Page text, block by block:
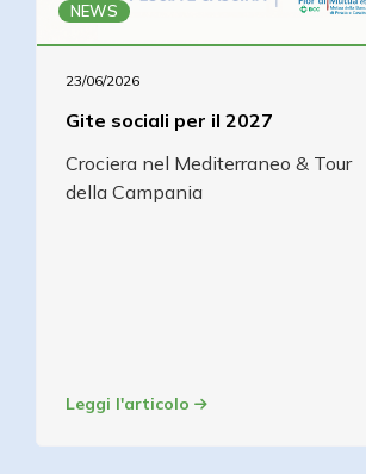
NEWS
23/06/2026
Gite sociali per il 2027
Crociera nel Mediterraneo & Tour
della Campania
Leggi l'articolo